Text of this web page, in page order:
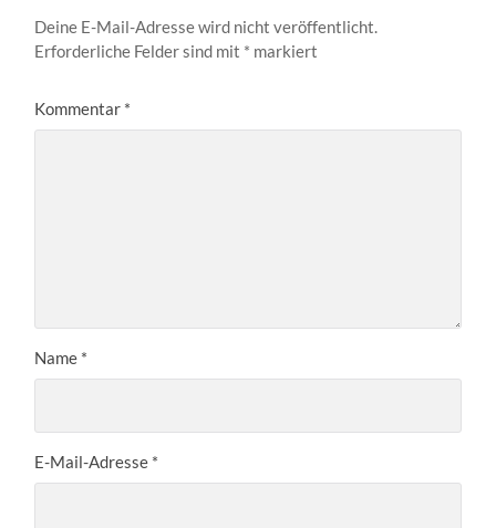
Deine E-Mail-Adresse wird nicht veröffentlicht.
Erforderliche Felder sind mit * markiert
Kommentar *
Name *
E-Mail-Adresse *